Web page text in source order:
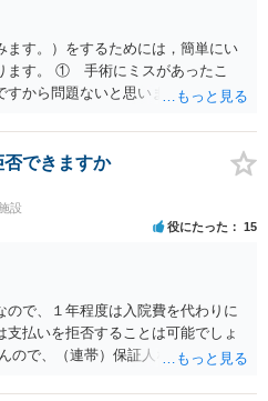
ます。）をするためには，簡単にい
ます。 ① 手術にミスがあったこ
すから問題ないと思います。 ② 手
せなくなったこと ④ 仕事を休まな
休業損害が発生したこと ⑤ マスク
的に評価できる精神的な損害が発生
が，内藤先生のご指摘なさる「相当
係のないことまでは責任追及ができ
術のミスの結果，入院期間が延びて
追加請求が可能な余地があります。
に「これ以上金銭の請求はしませ
ていると， 上記の請求は，基本的
できますか
設
役にたった 15
ので、１年程度は入院費を代わりに
払いを拒否することは可能でしょ
ので、（連帯）保証人などにならな